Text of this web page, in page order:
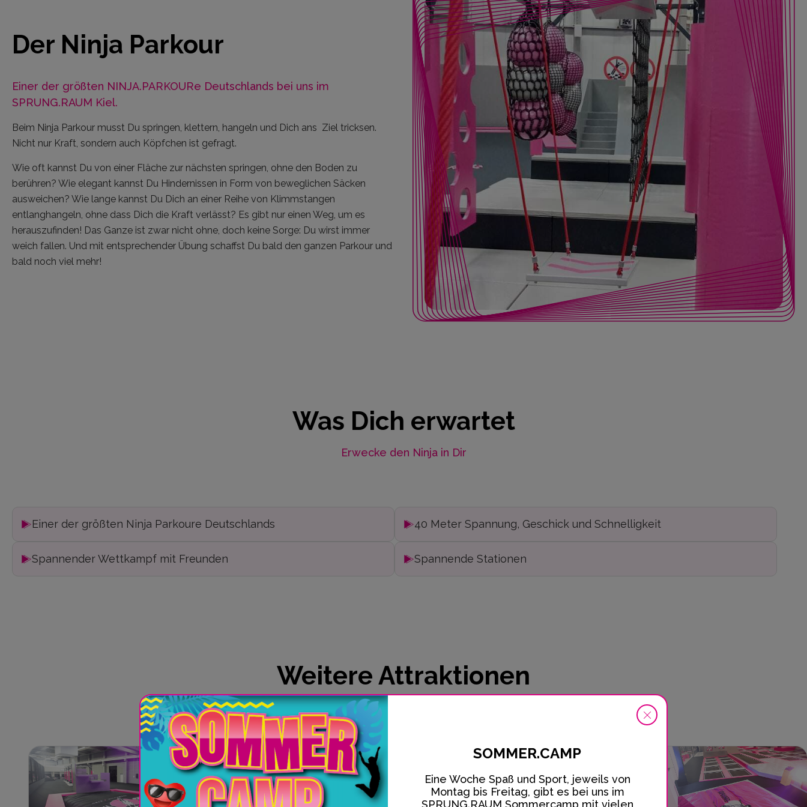
SOMMER.CAMP
Eine Woche Spaß und Sport, jeweils von
Montag bis Freitag, gibt es bei uns im
SPRUNG.RAUM Sommercamp mit vielen
Der Ninja Parkour
Einer der größten NINJA.PARKOURe Deutschlands bei uns im
SPRUNG.RAUM Kiel.
Beim Ninja Parkour musst Du springen, klettern, hangeln und Dich ans Ziel tricksen.
Nicht nur Kraft, sondern auch Köpfchen ist gefragt.
Wie oft kannst Du von einer Fläche zur nächsten springen, ohne den Boden zu
berühren? Wie elegant kannst Du Hindernissen in Form von beweglichen Säcken
ausweichen? Wie lange kannst Du Dich an einer Reihe von Klimmstangen
entlanghangeln, ohne dass Dich die Kraft verlässt? Es gibt nur einen Weg, um es
herauszufinden! Das Ganze ist zwar nicht ohne, doch keine Sorge: Du wirst immer
weich fallen. Und mit entsprechender Übung schaffst Du bald den ganzen Parkour und
bald noch viel mehr!
Was Dich erwartet
Erwecke den Ninja in Dir
Einer der größten Ninja Parkoure Deutschlands 40 Meter Spannung, Geschick und Schnelligkeit
Spannender Wettkampf mit Freunden Spannende Stationen
Weitere Attraktionen